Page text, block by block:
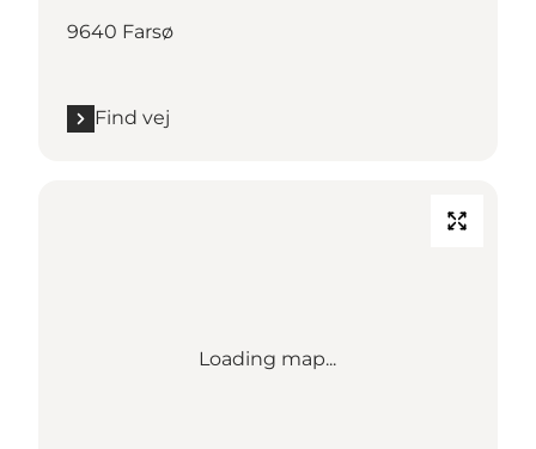
9640 Farsø
Find vej
Loading map...